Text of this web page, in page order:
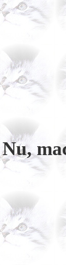
Nu,